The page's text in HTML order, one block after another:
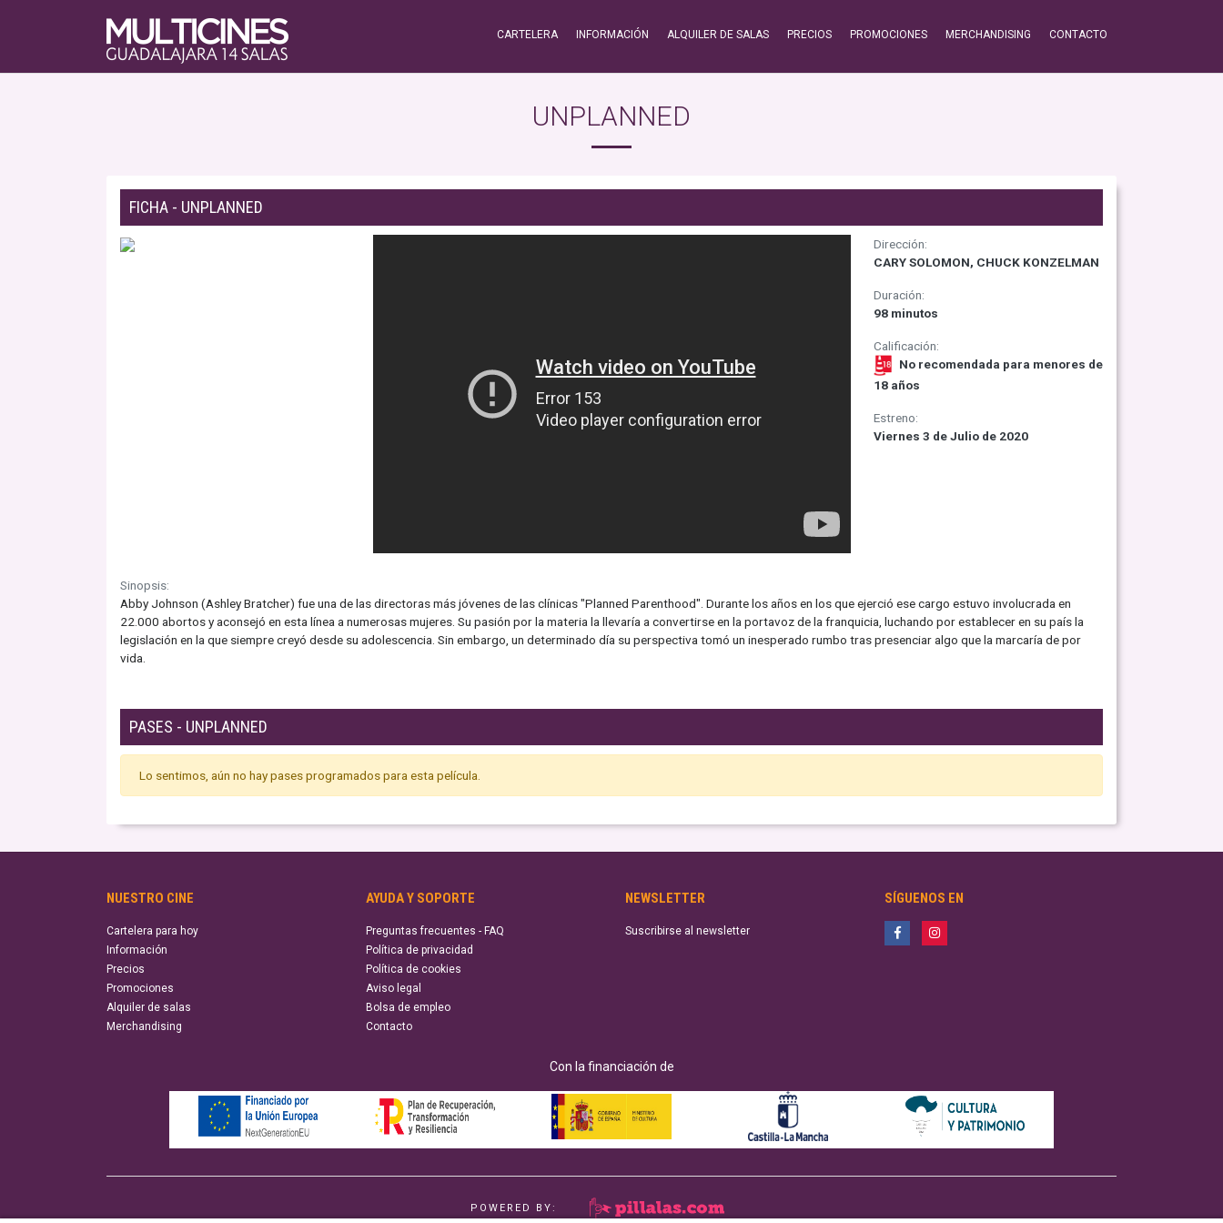
CARTELERA INFORMACIÓN ALQUILER DE SALAS PRECIOS PROMOCIONES MERCHANDISING CONTACTO
UNPLANNED
FICHA - UNPLANNED
Dirección:
CARY SOLOMON, CHUCK KONZELMAN
Duración:
98 minutos
Calificación:
No recomendada para menores de
18 años
Estreno:
Viernes 3 de Julio de 2020
Sinopsis:
Abby Johnson (Ashley Bratcher) fue una de las directoras más jóvenes de las clínicas "Planned Parenthood". Durante los años en los que ejerció ese cargo estuvo involucrada en
22.000 abortos y aconsejó en esta línea a numerosas mujeres. Su pasión por la materia la llevaría a convertirse en la portavoz de la franquicia, luchando por establecer en su país la
legislación en la que siempre creyó desde su adolescencia. Sin embargo, un determinado día su perspectiva tomó un inesperado rumbo tras presenciar algo que la marcaría de por
vida.
PASES - UNPLANNED
Lo sentimos, aún no hay pases programados para esta película.
NUESTRO CINE
Cartelera para hoy
Información
Precios
Promociones
Alquiler de salas
Merchandising
AYUDA Y SOPORTE
Preguntas frecuentes - FAQ
Política de privacidad
Política de cookies
Aviso legal
Bolsa de empleo
Contacto
NEWSLETTER
Suscribirse al newsletter
SÍGUENOS EN
Con la financiación de
POWERED BY: